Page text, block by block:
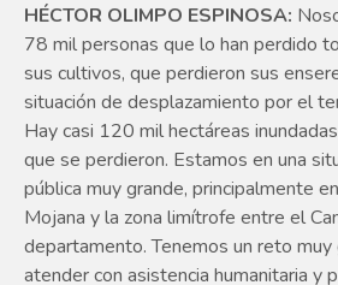
HÉCTOR OLIMPO ESPINOSA:
78 mil personas que lo han perdido
sus cultivos, que perdieron sus
situación de desplazamiento por el
Hay casi 120 mil hectáreas
que se perdieron. Estamos en una
pública muy grande, principalmente
Mojana y la zona limítrofe entre el
departamento. Tenemos un reto muy
atender con asistencia humanitaria y